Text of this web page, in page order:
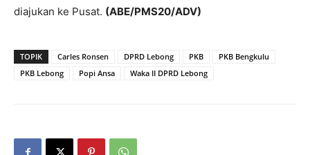
diajukan ke Pusat. (ABE/PMS20/ADV)
TOPIK Carles Ronsen DPRD Lebong PKB
PKB Bengkulu
PKB Lebong
Popi Ansa Waka II DPRD Lebong